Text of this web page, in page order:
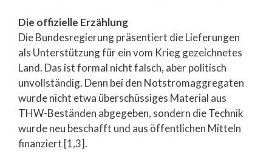
Die offizielle Erzählung
Die Bundesregierung präsentiert die Lieferungen
als Unterstützung für ein vom Krieg gezeichnetes
Land. Das ist formal nicht falsch, aber politisch
unvollständig. Denn bei den Notstromaggregaten
wurde nicht etwa überschüssiges Material aus
THW-Beständen abgegeben, sondern die Technik
wurde neu beschafft und aus öffentlichen Mitteln
finanziert [1,3].